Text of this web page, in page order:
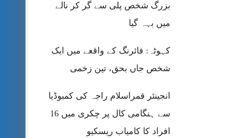
بزرگ شخص پلی سے گر کر نالے
میں بہہ گیا
کہوٹہ: فائرنگ کے واقعے میں ایک
شخص جاں بحق، تین زخمی
انجینئر قمراسلام راجہ کی کمبوڈیا
سے ہنگامی کال پر چکری میں 16
افراد کا کامیاب ریسکیو